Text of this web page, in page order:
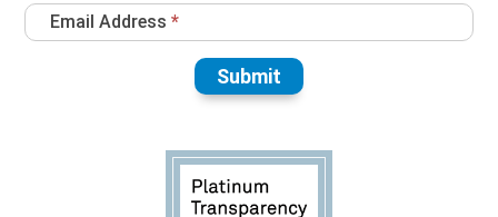
Email Address*
Submit